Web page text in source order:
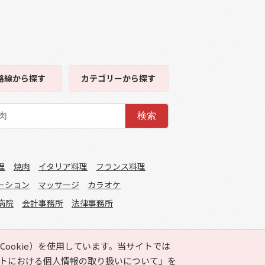
）を使用しています。当サイトでは
における個人情報の取り扱いについて」 を
線から探す カテゴリーから探す
検索
焼肉 イタリア料理
フランス料理
ション マッサージ
カラオケ
院 会計事務所 法律事務所